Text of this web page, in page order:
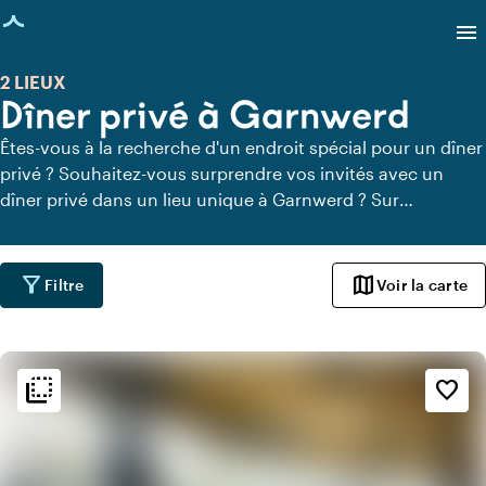
chargée
menu
Dîner privé à Garnwerd
2 LIEUX
Êtes-vous à la recherche d'un endroit spécial pour un dîner
privé ? Souhaitez-vous surprendre vos invités avec un
dîner privé dans un lieu unique à Garnwerd ? Sur
tous les lieux à Garnwerd où vous pouvez dîner en toute
tranquillité. Découvrez tous les lieux de restauration privée
pour un délicieux dîner privé.
filter_alt Filtre mapVoir la carte
flip_to_back favorite_border
flip_to_back Ambiance
info
Botanique